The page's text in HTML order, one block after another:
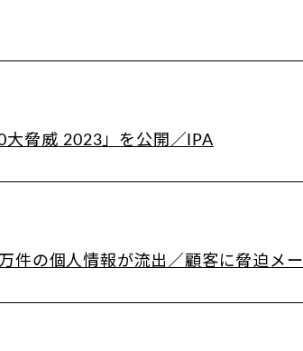
大脅威 2023」を公開／IPA
件の個人情報が流出／顧客に脅迫メ